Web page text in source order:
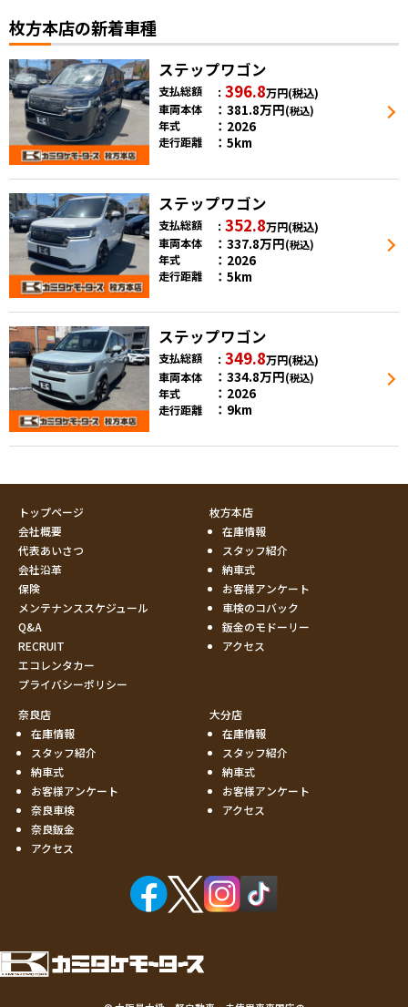
枚方本店の新着車種
ステップワゴン
支払総額 396.8万円(税込)
車両本体
381.8万円(税込)
年式 2026
走行距離 5km
ステップワゴン
支払総額 352.8万円(税込)
車両本体
337.8万円(税込)
年式 2026
走行距離 5km
ステップワゴン
支払総額 349.8万円(税込)
車両本体
334.8万円(税込)
年式 2026
走行距離 9km
トップページ
会社概要
代表あいさつ
会社沿革
保険
メンテナンススケジュール
Q&A
RECRUIT
エコレンタカー
プライバシーポリシー
枚方本店
在庫情報
スタッフ紹介
納車式
お客様アンケート
車検のコバック
鈑金のモドーリー
アクセス
奈良店
在庫情報
スタッフ紹介
納車式
お客様アンケート
奈良車検
奈良鈑金
アクセス
大分店
在庫情報
スタッフ紹介
納車式
お客様アンケート
アクセス